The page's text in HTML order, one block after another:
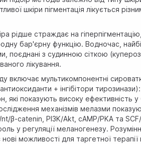
шкіри пігментація лікується
рідше страждає на
бар'єрну функцію. Водночас,
поєднані з судинною сіткою
лікування.
включає мультикомпонентні
+ інгібітори тирозинази):
які показують високу ефективність
механізмів мелазми
β-catenin, PI3K/Akt, cAMP/PKA та
у регуляції меланогенезу.
нові можливості для таргетної терапії